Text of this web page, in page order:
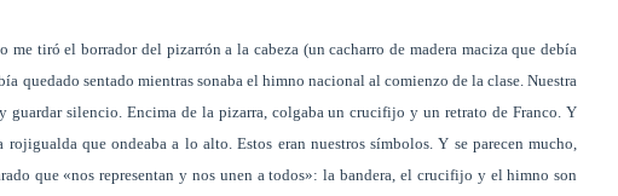
tiró el borrador del pizarrón a la cabeza (un cacharro de madera maciza que debía
quedado sentado mientras sonaba el himno nacional al comienzo de la clase. Nuestra
guardar silencio. Encima de la pizarra, colgaba un crucifijo y un retrato de Franco. Y
que ondeaba a lo alto. Estos eran nuestros símbolos. Y se parecen mucho,
que «nos representan y nos unen a todos»: la bandera, el crucifijo y el himno son